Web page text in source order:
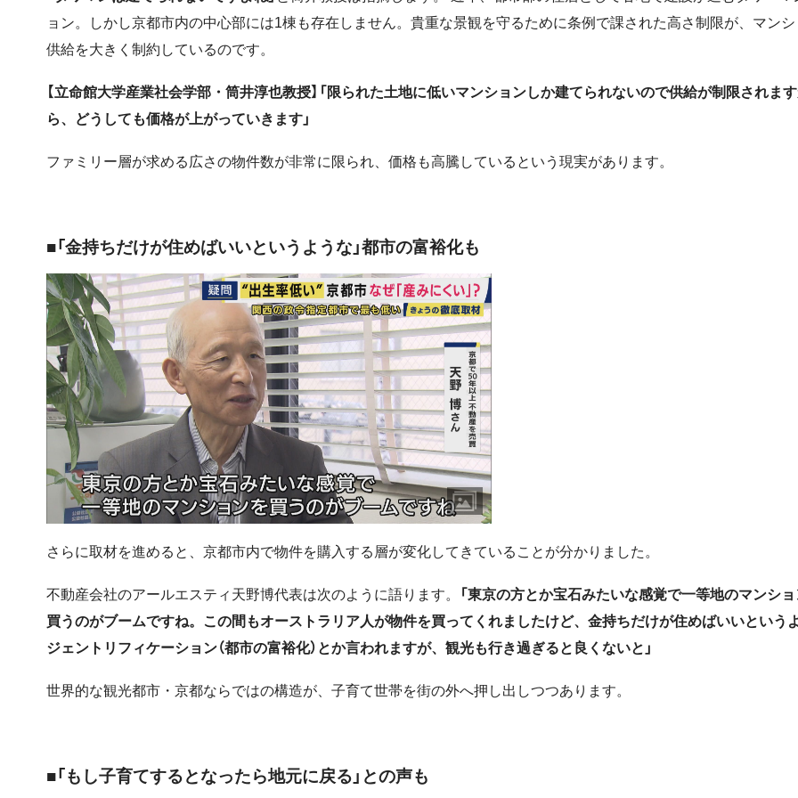
ョン。しかし京都市内の中心部には1棟も存在しません。貴重な景観を守るために条例で課された高さ制限が、マン
供給を大きく制約しているのです。
【立命館大学産業社会学部・筒井淳也教授】「限られた土地に低いマンションしか建てられないので供給が制限されま
ら、どうしても価格が上がっていきます」
ファミリー層が求める広さの物件数が非常に限られ、価格も高騰しているという現実があります。
■「金持ちだけが住めばいいというような」都市の富裕化も
さらに取材を進めると、京都市内で物件を購入する層が変化してきていることが分かりました。
不動産会社のアールエスティ天野博代表は次のように語ります。 「東京の方とか宝石みたいな感覚で一等地のマンシ
買うのがブームですね。この間もオーストラリア人が物件を買ってくれましたけど、金持ちだけが住めばいいという
ジェントリフィケーション（都市の富裕化）とか言われますが、観光も行き過ぎると良くないと」
世界的な観光都市・京都ならではの構造が、子育て世帯を街の外へ押し出しつつあります。
■「もし子育てするとなったら地元に戻る」との声も